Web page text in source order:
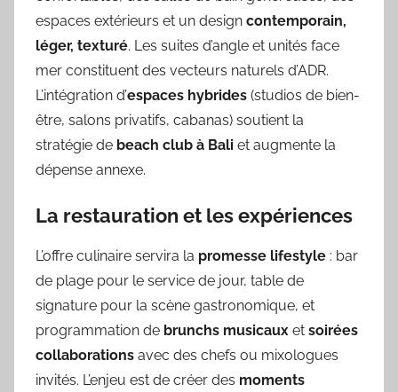
espaces extérieurs et un design contemporain,
léger, texturé. Les suites d’angle et unités face
mer constituent des vecteurs naturels d’ADR.
L’intégration d’espaces hybrides (studios de bien-
être, salons privatifs, cabanas) soutient la
stratégie de beach club à Bali et augmente la
dépense annexe.
La restauration et les expériences
L’offre culinaire servira la promesse lifestyle : bar
de plage pour le service de jour, table de
signature pour la scène gastronomique, et
programmation de brunchs musicaux et soirées
collaborations avec des chefs ou mixologues
invités. L’enjeu est de créer des moments